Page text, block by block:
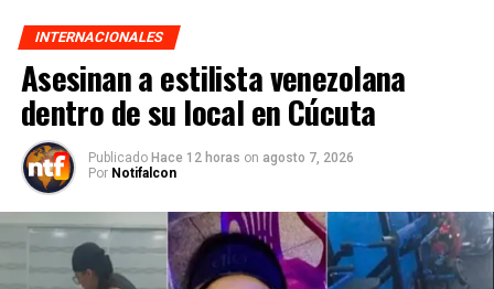
INTERNACIONALES
Asesinan a estilista venezolana
dentro de su local en Cúcuta
Publicado Hace 12 horas on agosto 7, 2026
Por Notifalcon